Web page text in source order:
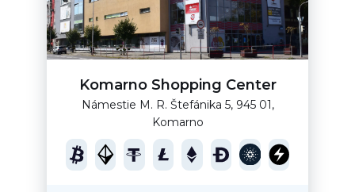
Komarno Shopping Center
Námestie M. R. Štefánika 5, 945 01,
Komarno